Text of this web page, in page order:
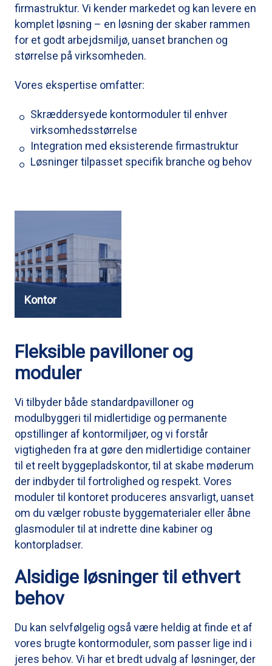
firmastruktur. Vi kender markedet og kan levere en
komplet løsning – en løsning der skaber rammen
for et godt arbejdsmiljø, uanset branchen og
størrelse på virksomheden.
Vores ekspertise omfatter:
Skræddersyede kontormoduler til enhver
virksomhedsstørrelse
Integration med eksisterende firmastruktur
Løsninger tilpasset specifik branche og behov
Kontor
Fleksible pavilloner og
moduler
Vi tilbyder både standardpavilloner og
modulbyggeri til midlertidige og permanente
opstillinger af kontormiljøer, og vi forstår
vigtigheden fra at gøre den midlertidige container
til et reelt byggepladskontor, til at skabe møderum
der indbyder til fortrolighed og respekt. Vores
moduler til kontoret produceres ansvarligt, uanset
om du vælger robuste byggematerialer eller åbne
glasmoduler til at indrette dine kabiner og
kontorpladser.
Alsidige løsninger til ethvert
behov
Du kan selvfølgelig også være heldig at finde et af
vores brugte kontormoduler, som passer lige ind i
jeres behov. Vi har et bredt udvalg af løsninger, der